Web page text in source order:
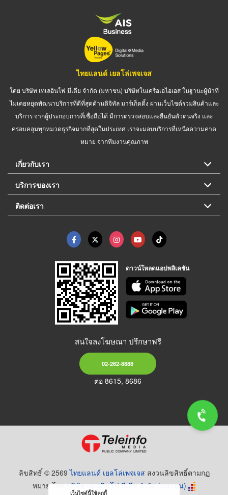
ไทยแลนด์ เยลโล่เพจเจส
โดย บริษัท เทเลอินโฟ มีเดีย จำกัด (มหาชน) บริษัทในเครือเอไอเอส ในฐานะผู้นำที่
ไม่เคยหยุดพัฒนาบริการที่ดีที่สุดด้านดิจิทัล มาร์เก็ตติ้ง ผ่านเว็บไซต์รวมสินค้าและ
บริการ จากผู้ประกอบการที่เชื่อถือได้ มีการตรวจสอบและยืนยันตัวตนจริง และ
ครอบคลุมทุกหมวดธุรกิจมากที่สุดในประเทศ เราจะมอบบริการที่เหนือความคาด
หมาย จากทีมงานคุณภาพ
เกี่ยวกับเรา
บริการของเรา
ติดต่อเรา
ดาวน์โหลดแอปพลิเคชัน
สนใจลงโฆษณา ปรึกษาฟรี
02-262-8888
ต่อ 8615, 8686
ลิขสิทธิ์ © 2569ไทยแลนด์ เยลโล่เพจเจส สงวนลิขสิทธิ์ตามกฏ
หมาย โดยบริษัท เทเลอินโฟ มีเดีย จำกัด (มหาชน)
เว็บไซต์นี้ใช้คุกกี้